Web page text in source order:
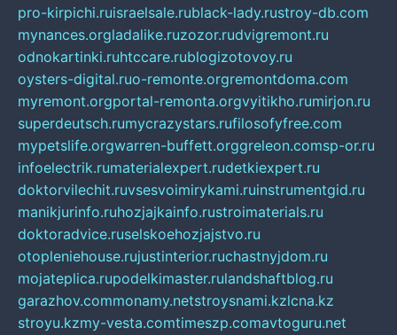
pro-kirpichi.ruisraelsale.rublack-lady.rustroy-db.com
mynances.orgladalike.ruzozor.rudvigremont.ru
odnokartinki.ruhtccare.rublogizotovoy.ru
oysters-digital.ruo-remonte.orgremontdoma.com
myremont.orgportal-remonta.orgvyitikho.rumirjon.ru
superdeutsch.rumycrazystars.rufilosofyfree.com
mypetslife.orgwarren-buffett.orggreleon.comsp-or.ru
infoelectrik.rumaterialexpert.rudetkiexpert.ru
doktorvilechit.ruvsesvoimirykami.ruinstrumentgid.ru
manikjurinfo.ruhozjajkainfo.rustroimaterials.ru
doktoradvice.ruselskoehozjajstvo.ru
otopleniehouse.rujustinterior.ruchastnyjdom.ru
mojateplica.rupodelkimaster.rulandshaftblog.ru
garazhov.commonamy.netstroysnami.kzlcna.kz
stroyu.kzmy-vesta.comtimeszp.comavtoguru.net